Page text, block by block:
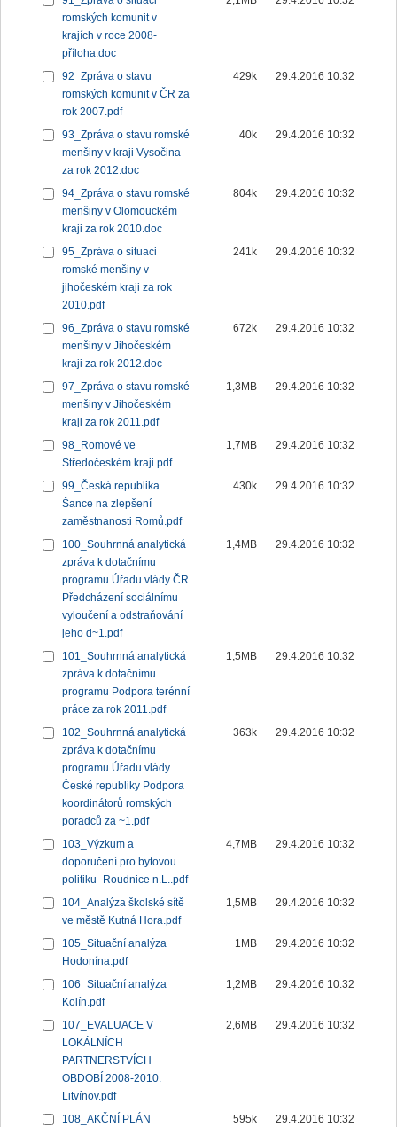
romských komunit v
krajích v roce 2008-
příloha.doc
92_Zpráva o stavu
romských komunit v ČR za
rok 2007.pdf
429k 29.4.2016 10:32
93_Zpráva o stavu romské
menšiny v kraji Vysočina
za rok 2012.doc
40k 29.4.2016 10:32
94_Zpráva o stavu romské
menšiny v Olomouckém
kraji za rok 2010.doc
804k 29.4.2016 10:32
95_Zpráva o situaci
romské menšiny v
jihočeském kraji za rok
2010.pdf
241k 29.4.2016 10:32
96_Zpráva o stavu romské
menšiny v Jihočeském
kraji za rok 2012.doc
672k 29.4.2016 10:32
97_Zpráva o stavu romské
menšiny v Jihočeském
kraji za rok 2011.pdf
1,3MB 29.4.2016 10:32
98_Romové ve
Středočeském kraji.pdf
1,7MB 29.4.2016 10:32
99_Česká republika.
Šance na zlepšení
zaměstnanosti Romů.pdf
430k 29.4.2016 10:32
100_Souhrnná analytická
zpráva k dotačnímu
programu Úřadu vlády ČR
Předcházení sociálnímu
vyloučení a odstraňování
jeho d~1.pdf
1,4MB 29.4.2016 10:32
101_Souhrnná analytická
zpráva k dotačnímu
programu Podpora terénní
práce za rok 2011.pdf
1,5MB 29.4.2016 10:32
102_Souhrnná analytická
zpráva k dotačnímu
programu Úřadu vlády
České republiky Podpora
koordinátorů romských
poradců za ~1.pdf
363k 29.4.2016 10:32
103_Výzkum a
doporučení pro bytovou
politiku- Roudnice n.L..pdf
4,7MB 29.4.2016 10:32
104_Analýza školské sítě
ve městě Kutná Hora.pdf
1,5MB 29.4.2016 10:32
105_Situační analýza
Hodonína.pdf
1MB 29.4.2016 10:32
106_Situační analýza
Kolín.pdf
1,2MB 29.4.2016 10:32
107_EVALUACE V
LOKÁLNÍCH
PARTNERSTVÍCH
OBDOBÍ 2008-2010.
Litvínov.pdf
2,6MB 29.4.2016 10:32
108_AKČNÍ PLÁN
595k 29.4.2016 10:32